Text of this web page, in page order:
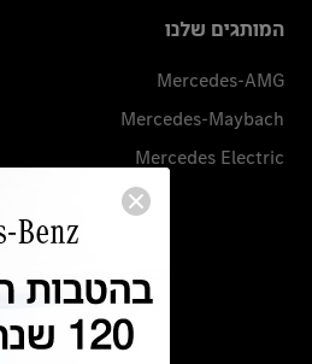
המותגים שלנו
Mercedes-AMG
Mercedes-Maybach
Mercedes Electric